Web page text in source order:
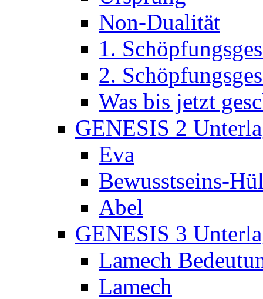
Non-Dualität
1.
2.
Was bis jetzt
GENESIS 2
Eva
Bewusstseins-
Abel
GENESIS 3
Lamech
Lamech